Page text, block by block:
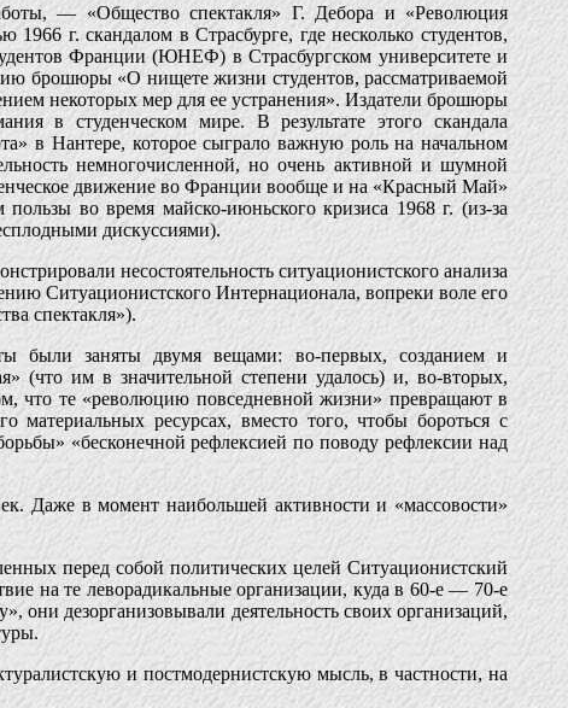
— «Общество спектакля» Г. Дебора и «Революция
г. скандалом в Страсбурге, где несколько студентов,
Франции (ЮНЕФ) в Страсбургском университете и
брошюры «О нищете жизни студентов, рассматриваемой
некоторых мер для ее устранения». Издатели брошюры
в студенческом мире. В результате этого скандала
в Нантере, которое сыграло важную роль на начальном
немногочисленной, но очень активной и шумной
движение во Франции вообще и на «Красный Май»
во время майско-июньского кризиса 1968 г. (из-за
дискуссиями).
несостоятельность ситуационистского анализа
Ситуационистского Интернационала, вопреки воле его
спектакля»).
были заняты двумя вещами: во-первых, созданием и
(что им в значительной степени удалось) и, во-вторых,
что те «революцию повседневной жизни» превращают в
материальных ресурсах, вместо того, чтобы бороться с
«бесконечной рефлексией по поводу рефлексии над
Даже в момент наибольшей активности и «массовости»
перед собой политических целей Ситуационистский
на те леворадикальные организации, куда в 60-е — 70-е
они дезорганизовывали деятельность своих организаций,
и постмодернистскую мысль, в частности, на